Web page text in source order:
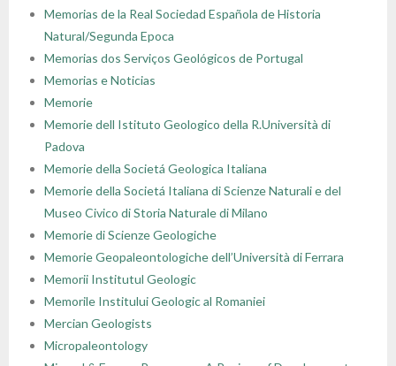
Memorias de la Real Sociedad Española de Historia
Natural/Segunda Epoca
Memorias dos Serviços Geológicos de Portugal
Memorias e Noticias
Memorie
Memorie dell Istituto Geologico della R.Università di
Padova
Memorie della Societá Geologica Italiana
Memorie della Societá Italiana di Scienze Naturali e del
Museo Civico di Storia Naturale di Milano
Memorie di Scienze Geologiche
Memorie Geopaleontologiche dell’Università di Ferrara
Memorii Institutul Geologic
Memorile Institului Geologic al Romaniei
Mercian Geologists
Micropaleontology